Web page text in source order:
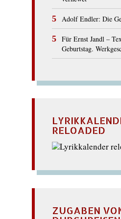
Adolf Endler: Die
Für Ernst Jandl –
Geburtstag.
RELOADED
ZUGABEN